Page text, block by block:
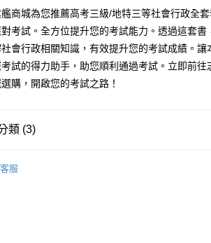
，滿NT$1,000(含以上)免運費
，滿NT$1,000(含以上)免運費
，滿NT$1,000(含以上)免運費
商城為您推薦高考三級/地特三等社會行政全套
考試。全方位提升您的考試能力。透過這套書
會行政相關知識，有效提升您的考試成績。讓
試的得力助手，助您順利通過考試。立即前往
購，開啟您的考試之路！
類 (3)
客服